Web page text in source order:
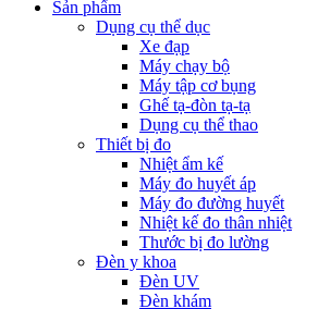
Sản phẩm
Dụng cụ thể dục
Xe đạp
Máy chạy bộ
Máy tập cơ bụng
Ghế tạ-đòn tạ-tạ
Dụng cụ thể thao
Thiết bị đo
Nhiệt ẩm kế
Máy đo huyết áp
Máy đo đường huyết
Nhiệt kế đo thân nhiệt
Thước bị đo lường
Đèn y khoa
Đèn UV
Đèn khám